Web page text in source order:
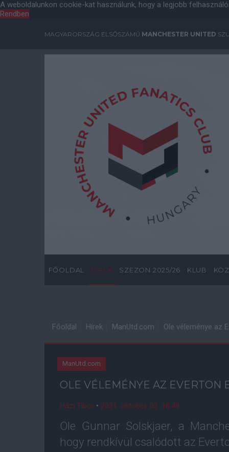
A weboldalunkon cookie-kat használunk, hogy a legjobb
Rendben
MAGYARORSZÁG ELSŐSZÁMÚ MANCHESTER UNITED
FŐOLDAL HÍREK SZEZON 2025/26 KLUB
Főoldal Hírek ManUtd.com Ole véleménye az
ManUtd.com
OLE VÉLEMÉNYE AZ EVERTON
Házi Tibor • 2021. október. 02. 18:49
Ole Gunnar Solskjaer, a
hogy rendkívül csalódott az